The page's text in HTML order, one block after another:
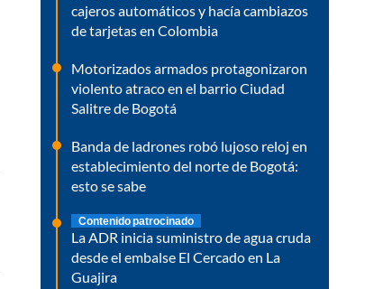
cajeros automáticos y hacía cambiazos
de tarjetas en Colombia
Motorizados armados protagonizaron
violento atraco en el barrio Ciudad
Salitre de Bogotá
Banda de ladrones robó lujoso reloj en
establecimiento del norte de Bogotá:
esto se sabe
Contenido patrocinado
La ADR inicia suministro de agua cruda
desde el embalse El Cercado en La
Guajira